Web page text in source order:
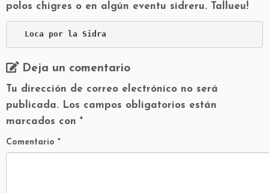
polos chigres o en algún eventu sidreru. Tallueu!
Loca por la Sidra
Deja un comentario
Tu dirección de correo electrónico no será
publicada. Los campos obligatorios están
marcados con *
Comentario *